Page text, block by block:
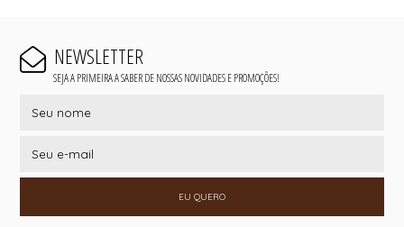
NEWSLETTER
SEJA A PRIMEIRA A SABER DE NOSSAS NOVIDADES E PROMOÇÕES!
EU QUERO